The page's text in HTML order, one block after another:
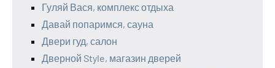
Гуляй Вася, комплекс отдыха
Давай попаримся, сауна
Двери гуд, салон
Дверной Style, магазин дверей